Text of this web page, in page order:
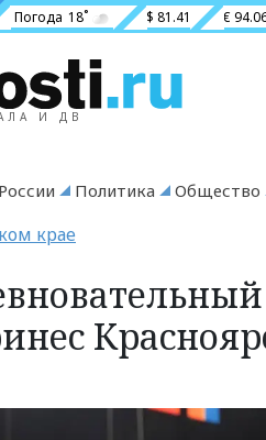
Погода 18˚ $ 81.41 € 94.06
И ДВ
Политика Общество
крае